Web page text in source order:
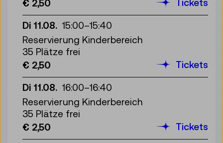
€ 2,50 Tickets
Di 11.08. 15:00–15:40
Reservierung Kinderbereich
35 Plätze frei
€ 2,50
Tickets
Di 11.08. 16:00–16:40
Reservierung Kinderbereich
35 Plätze frei
€ 2,50
Tickets